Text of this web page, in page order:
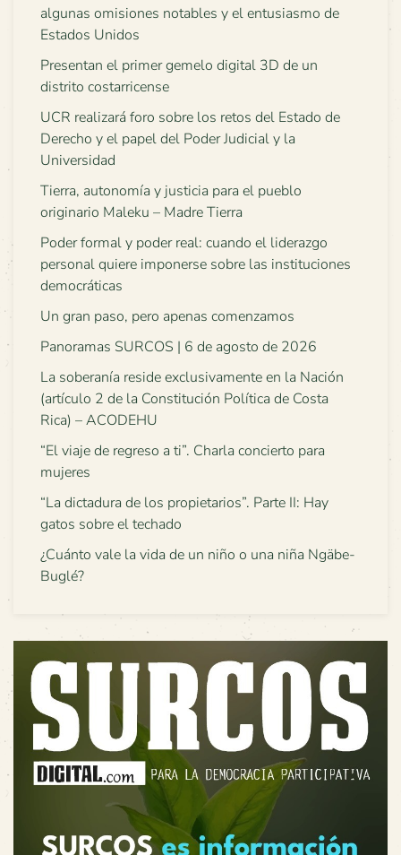
algunas omisiones notables y el entusiasmo de
Estados Unidos
Presentan el primer gemelo digital 3D de un
distrito costarricense
UCR realizará foro sobre los retos del Estado de
Derecho y el papel del Poder Judicial y la
Universidad
Tierra, autonomía y justicia para el pueblo
originario Maleku – Madre Tierra
Poder formal y poder real: cuando el liderazgo
personal quiere imponerse sobre las instituciones
democráticas
Un gran paso, pero apenas comenzamos
Panoramas SURCOS | 6 de agosto de 2026
La soberanía reside exclusivamente en la Nación
(artículo 2 de la Constitución Política de Costa
Rica) – ACODEHU
“El viaje de regreso a ti”. Charla concierto para
mujeres
“La dictadura de los propietarios”. Parte II: Hay
gatos sobre el techado
¿Cuánto vale la vida de un niño o una niña Ngäbe-
Buglé?